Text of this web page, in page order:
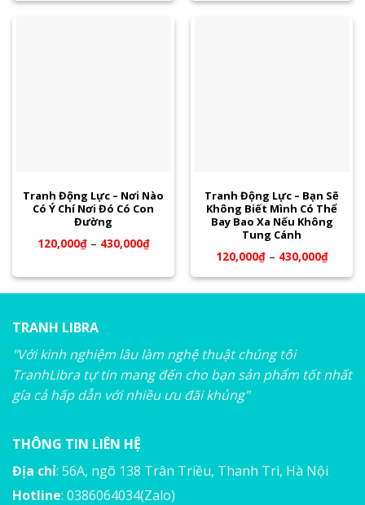
Tranh Động Lực – Nơi Nào
Có Ý Chí Nơi Đó Có Con
Đường
120,000₫– 430,000₫
Tranh Động Lực – Bạn Sẽ
Không Biết Mình Có Thể
Bay Bao Xa Nếu Không
Tung Cánh
120,000₫– 430,000₫
TRANH LIBRA
"Với kinh nghiệm lâu làm nghệ thuật chúng tôi
TranhLibra tự tin mang đến cho bạn sản phẩm tốt nhất
gía cả hấp dẫn với nhiều ưu đãi khủng"
THÔNG TIN LIÊN HỆ
Địa chỉ: 56A, ngõ 138 Trân Triều, Thanh Trì, Hà Nội
Hotline: 0386064034(Zalo)